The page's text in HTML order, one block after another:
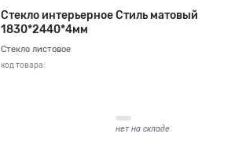
Стекло интерьерное Стиль матовый
1830*2440*4мм
Стекло листовое
код товара:
нет на складе